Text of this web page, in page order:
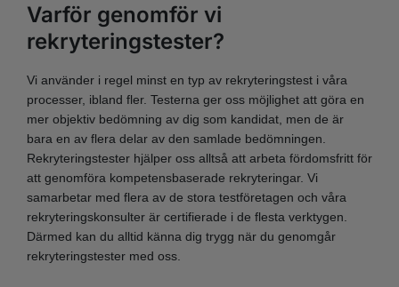
Varför genomför vi
rekryteringstester?
Vi använder i regel minst en typ av rekryteringstest i våra
processer, ibland fler. Testerna ger oss möjlighet att göra en
mer objektiv bedömning av dig som kandidat, men de är
bara en av flera delar av den samlade bedömningen.
Rekryteringstester hjälper oss alltså att arbeta fördomsfritt för
att genomföra kompetensbaserade rekryteringar. Vi
samarbetar med flera av de stora testföretagen och våra
rekryteringskonsulter är certifierade i de flesta verktygen.
Därmed kan du alltid känna dig trygg när du genomgår
rekryteringstester med oss.